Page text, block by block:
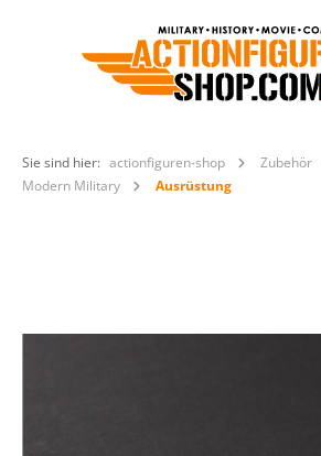
Sie sind hier: actionfiguren-shop Zubehör
Modern Military
Ausrüstung